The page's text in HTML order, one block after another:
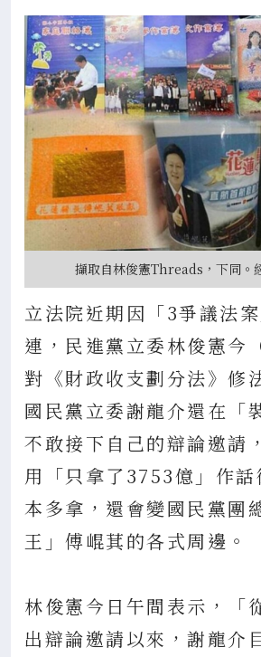
擷取自林俊憲Threads，下同。
立法院近期因「3爭議法
連，民進黨立委林俊憲今
對《財政收支劃分法》修
國民黨立委謝龍介還在「
不敢接下自己的辯論邀請
用「只拿了3753億」作話
本多拿，還會變國民黨團
王」傅崐萁的各式周邊。
林俊憲今日午間表示，「
出辯論邀請以來，謝龍介